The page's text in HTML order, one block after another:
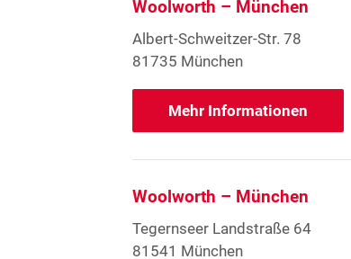
Woolworth – München
Albert-Schweitzer-Str. 78
81735 München
Mehr Informationen
Woolworth – München
Tegernseer Landstraße 64
81541 München